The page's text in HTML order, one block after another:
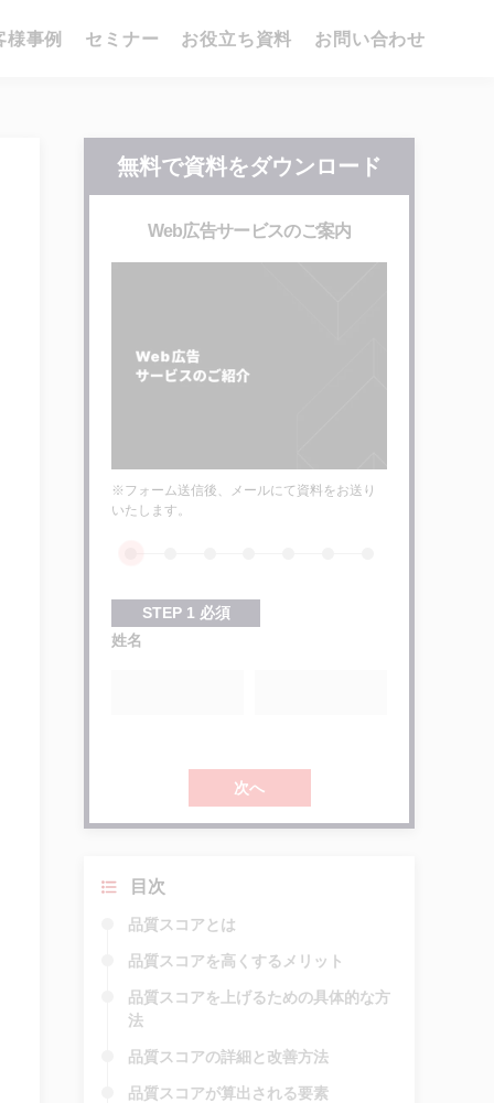
様事例 セミナー お役立ち資料 お問い合わせ
無料で資料をダウンロード
Web広告サービスのご案内
※フォーム送信後、メールにて資料をお送り
いたします。
STEP 1 必須
姓名
次へ
目次
品質スコアとは
品質スコアを高くするメリット
品質スコアを上げるための具体的な方
法
品質スコアの詳細と改善方法
品質スコアが算出される要素